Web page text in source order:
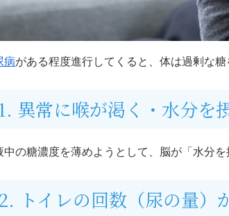
病がある程度進行してくると、体は過剰な
異常に喉が渇く・水分を
中の糖濃度を薄めようとして、脳が「水分を
トイレの回数（尿の量）